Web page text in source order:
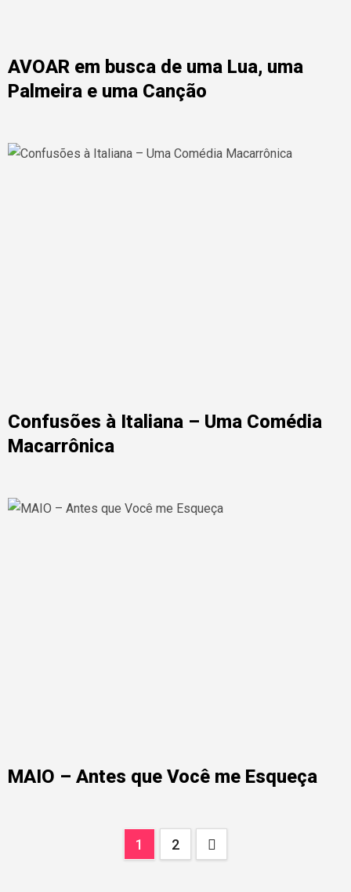
AVOAR em busca de uma Lua, uma
Palmeira e uma Canção
Confusões à Italiana – Uma Comédia
Macarrônica
MAIO – Antes que Você me Esqueça
1 2